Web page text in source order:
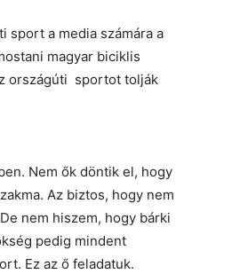
sport a media számára a
magyar biciklis
országúti sportot tolják
Nem ők döntik el, hogy
Az biztos, hogy nem
nem hiszem, hogy bárki
pedig mindent
Ez az ő feladatuk.